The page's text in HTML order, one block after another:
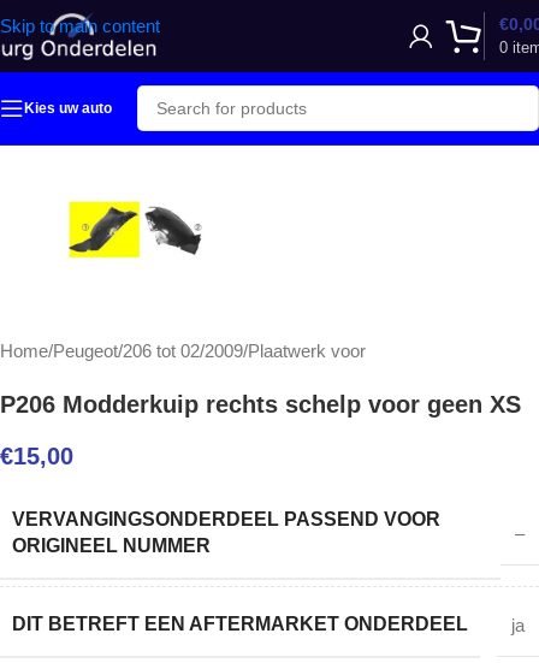
Skip to main content
0
€
Kies uw auto
Home/Peugeot/206 tot 02/2009/Plaatwerk voor
P206 Modderkuip rechts schelp voor geen XS
€15,00
VERVANGINGSONDERDEEL PASSEND VOOR
ORIGINEEL NUMMER
–
DIT BETREFT EEN AFTERMARKET ONDERDEEL ja